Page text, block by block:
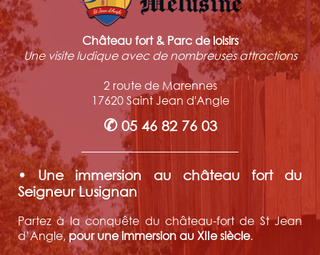
Château fort & Parc de loisirs
Une visite ludique avec de nombreuses attractions
2 route de Marennes
17620 Saint Jean d'Angle
✆ 05 46 82 76 03
• Une immersion au château fort du
Seigneur Lusignan
Partez à la conquête du château-fort de St Jean
d’Angle, pour une immersion au XIIe siècle.